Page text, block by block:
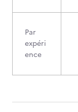
Par
expéri
ence